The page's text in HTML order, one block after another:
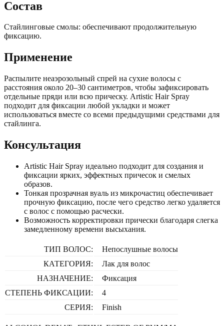
Состав
Стайлинговые смолы: обеспечивают продолжительную
фиксацию.
Применение
Распылите неаэрозольный спрей на сухие волосы с
расстояния около 20–30 сантиметров, чтобы зафиксировать
отдельные пряди или всю прическу. Artistic Hair Spray
подходит для фиксации любой укладки и может
использоваться вместе со всеми предыдущими средствами для
стайлинга.
Консультация
Artistic Hair Spray идеально подходит для создания и
фиксации ярких, эффектных причесок и смелых
образов.
Тонкая прозрачная вуаль из микрочастиц обеспечивает
прочную фиксацию, после чего средство легко удаляется
с волос с помощью расчески.
Возможность корректировки прически благодаря слегка
замедленному времени высыхания.
ТИП ВОЛОС:
Непослушные волосы
КАТЕГОРИЯ:
Лак для волос
НАЗНАЧЕНИЕ:
Фиксация
СТЕПЕНЬ ФИКСАЦИИ:
4
СЕРИЯ:
Finish